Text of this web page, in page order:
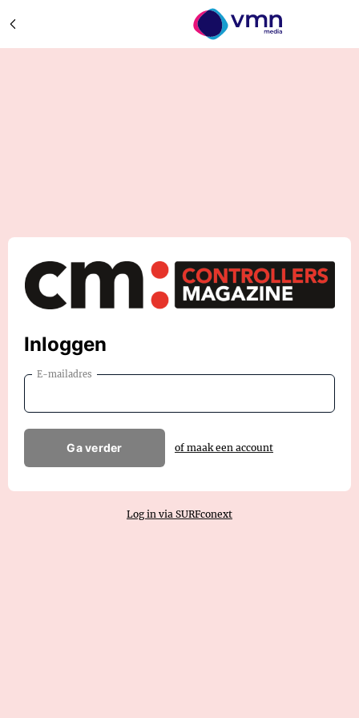
Inloggen
E-mailadres
Ga verder of maak een account
Log in via SURFconext